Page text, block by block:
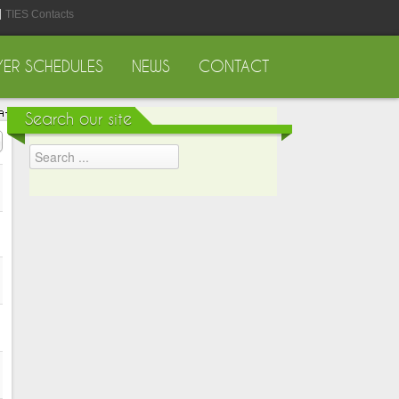
TIES Contacts
SCHEDULES NEWS CONTACT
Search our site